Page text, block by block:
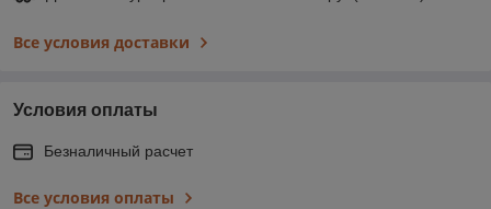
Все условия доставки
Условия оплаты
Безналичный расчет
Все условия оплаты